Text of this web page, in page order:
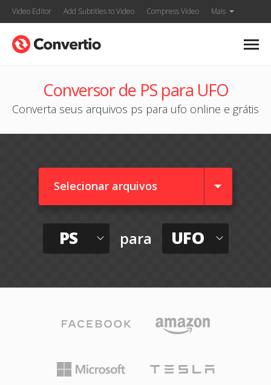
Video Editor Add Subtitles to Video Compress Video Mais
Conversor de PS para UFO
Converta seus arquivos ps para ufo online e grátis
Selecionar arquivos
PS para UFO